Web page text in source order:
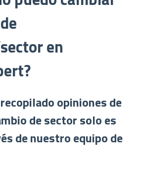
en
opiniones de
de sector solo es
de nuestro equipo de